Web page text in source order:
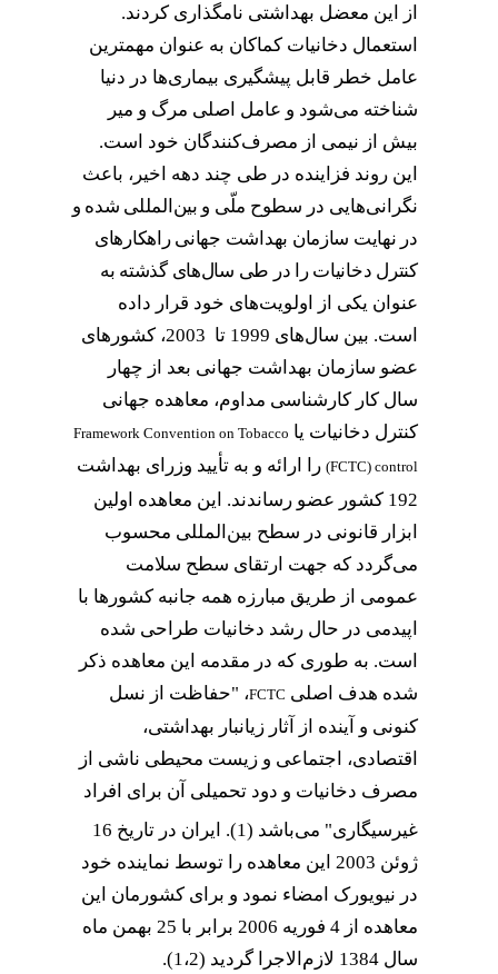
از این معضل بهداشتی نامگذاری کردند.
استعمال دخانیات کماکان به عنوان مهمترین
عامل خطر قابل پیشگیری بیماری‌ها در دنیا
شناخته می‌شود و عامل اصلی مرگ و میر
بیش از نیمی از مصرف‌کنندگان خود است.
این روند فزاینده در طی چند دهه اخیر، باعث
نگرانی‌هایی درسطوح ملّی و بین‌المللی شده و
در نهایت سازمان بهداشت جهانی راهکار‌های
کنترل دخانیات را در طی سال‌های گذشته به
عنوان یکی از اولویت‌های خود قرار داده
است. بین سال‌های 1999 تا 2003، کشور‌های
عضو سازمان بهداشت جهانی بعد از چهار
سال کار کارشناسی مداوم، معاهده جهانی
کنترل دخانیات یاFramework Convention on Tobacco
control
(FCTC)را ارائه و به تأیید وزرای بهداشت
192 کشور عضو رساندند. این معاهده اولین
ابزار قانونی در سطح بین‌المللی محسوب
می‌گردد که جهت ارتقای سطح سلامت
عمومی از طریق مبارزه همه‌ جانبه کشور‌ها با
اپیدمی در حال رشد دخانیات طراحی شده
است. به طوری که در مقدمه این معاهده ذکر
شده هدف اصلی FCTC، "حفاظت از نسل
کنونی و آینده از آثار زیانبار بهداشتی،
اقتصادی، اجتماعی و زیست محیطی ناشی از
مصرف دخانیات و دود تحمیلی آن برای افراد
غیرسیگاری" می‌باشد
(1). ایران در تاریخ 16
ژوئن 2003 این معاهده را توسط نماینده خود
در نیویورک امضاء نمود و برای کشورمان این
معاهده از 4 فوریه 2006 برابر با 25 بهمن ماه
سال 1384 لازم‌الاجرا گردید (1،2).